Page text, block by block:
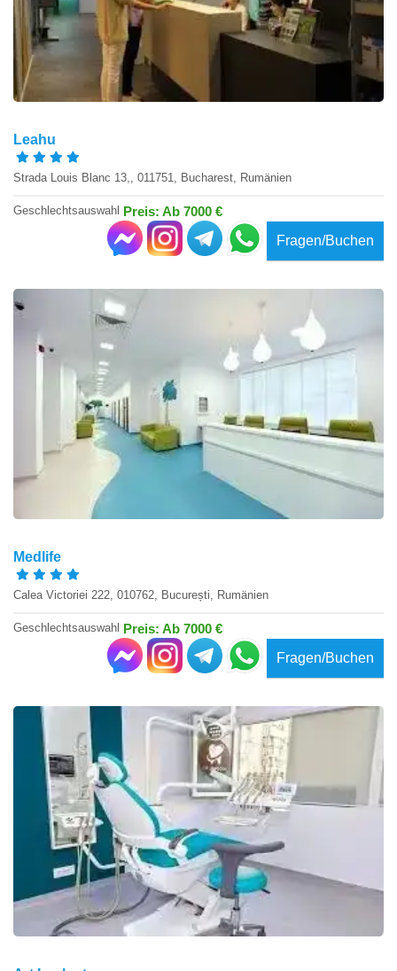
Leahu
Strada Louis Blanc 13,, 011751, Bucharest, Rumänien
Geschlechtsauswahl Preis: Ab 7000 €
Fragen/Buchen
Medlife
Calea Victoriei 222, 010762, București, Rumänien
Geschlechtsauswahl Preis: Ab 7000 €
Fragen/Buchen